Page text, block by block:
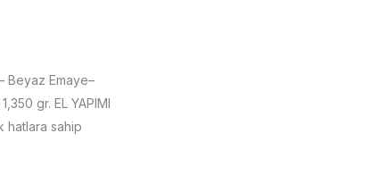
Beyaz Emaye–
gr. EL YAPIMI
hatlara sahip